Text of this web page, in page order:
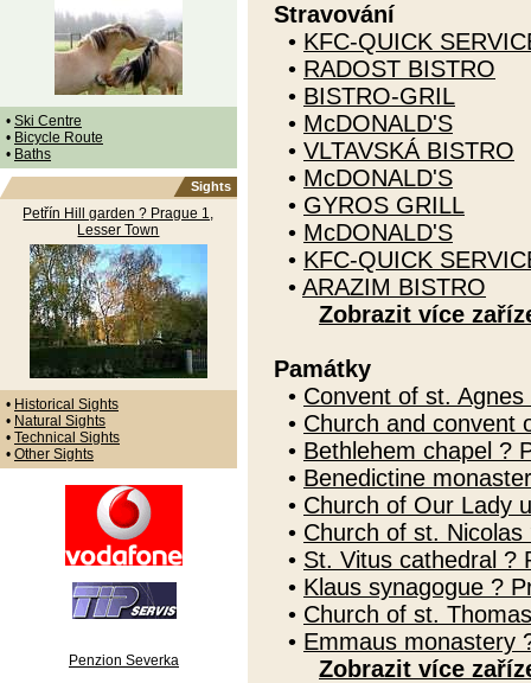
• Ski Centre
• Bicycle Route
• Baths
Sights
Petřín Hill garden ? Prague 1,
Lesser Town
• Historical Sights
• Natural Sights
• Technical Sights
• Other Sights
Penzion Severka
Stravování
• KFC-QUICK
• RADOST BISTRO
• BISTRO-GRIL
• McDONALD'S
• VLTAVSKÁ BISTRO
• McDONALD'S
• GYROS GRILL
• McDONALD'S
• KFC-QUICK
• ARAZIM BISTRO
Zobrazit více
Památky
• Convent of st.
• Church and convent
• Bethlehem chapel ?
• Benedictine
• Church of Our Lady
• Church of st. Nicolas
• St. Vitus cathedral ?
• Klaus synagogue ?
• Church of st.
• Emmaus monastery
Zobrazit více